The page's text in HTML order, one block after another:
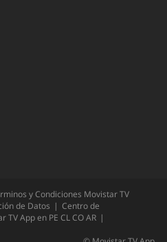
y Condiciones Movistar TV
de Datos
Centro de
TV App en PE CLCOAR